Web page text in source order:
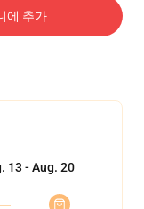
에 추가
13 - Aug. 20